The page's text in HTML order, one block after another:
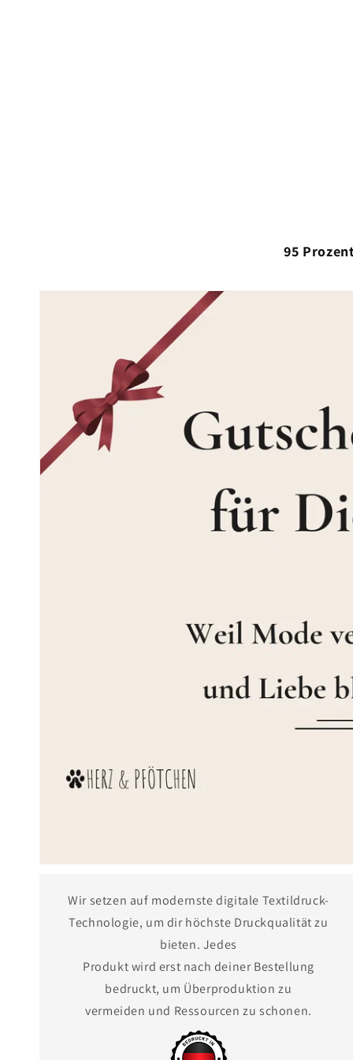
95
Wir setzen auf modernste digitale Textildruck-
Technologie, um dir höchste Druckqualität zu
bieten. Jedes
Produkt wird erst nach deiner Bestellung
bedruckt, um Überproduktion zu
vermeiden und Ressourcen zu schonen.